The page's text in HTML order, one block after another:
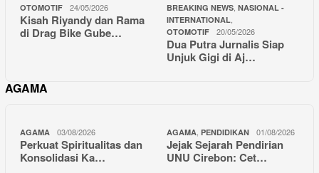
OTOMOTIF 24/05/2026
Kisah Riyandy dan Rama
di Drag Bike Gube…
BREAKING NEWS NASIONAL -
INTERNATIONAL
OTOMOTIF 20/05/2026
Dua Putra Jurnalis Siap
Unjuk Gigi di Aj…
AGAMA
AGAMA 03/08/2026
Perkuat Spiritualitas dan
Konsolidasi Ka…
AGAMA PENDIDIKAN 01/08/2026
Jejak Sejarah Pendirian
UNU Cirebon: Cet…